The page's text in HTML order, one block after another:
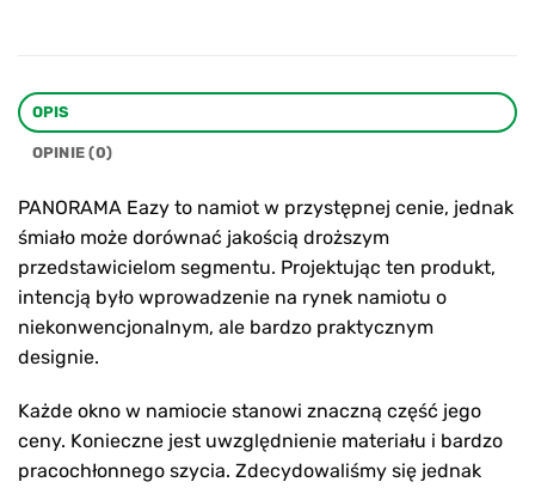
OPIS
OPINIE (0)
PANORAMA Eazy to namiot w przystępnej cenie, jednak
śmiało może dorównać jakością droższym
przedstawicielom segmentu. Projektując ten produkt,
intencją było wprowadzenie na rynek namiotu o
niekonwencjonalnym, ale bardzo praktycznym
designie.
Każde okno w namiocie stanowi znaczną część jego
ceny. Konieczne jest uwzględnienie materiału i bardzo
pracochłonnego szycia. Zdecydowaliśmy się jednak